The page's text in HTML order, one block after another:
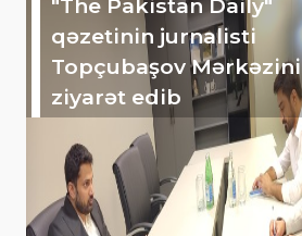
"The Pakistan Daily"
qəzetinin jurnalisti
Topçubaşov Mərkəzini
ziyarət edib